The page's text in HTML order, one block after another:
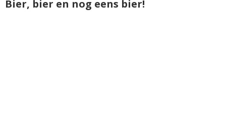
Bier, bier en nog eens bier!